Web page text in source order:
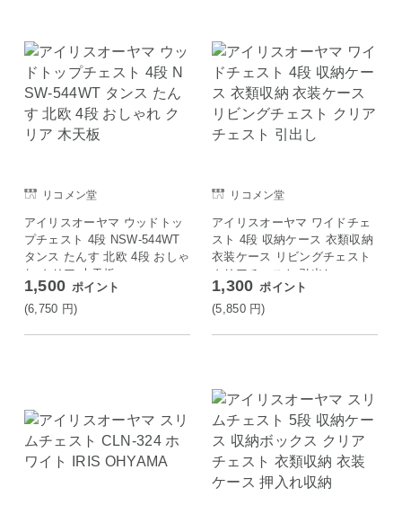
リコメン堂
アイリスオーヤマ ウッドトッ
プチェスト 4段 NSW-544WT
タンス たんす 北欧 4段 おしゃ
れ クリア 木天板
1,500 ポイント
(6,750 円)
リコメン堂
アイリスオーヤマ ワイドチェ
スト 4段 収納ケース 衣類収納
衣装ケース リビングチェスト
クリアチェスト 引出し
1,300 ポイント
(5,850 円)